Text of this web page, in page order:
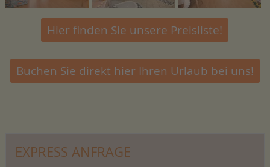
Hier finden Sie unsere Preisliste!
Buchen Sie direkt hier Ihren Urlaub bei uns!
EXPRESS ANFRAGE